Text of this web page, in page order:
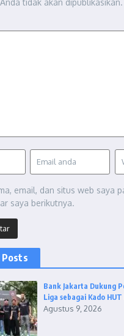
email, dan situs web saya
saya berikutnya.
Bank Jakarta Dukung
Liga sebagai Kado
Agustus 9, 2026